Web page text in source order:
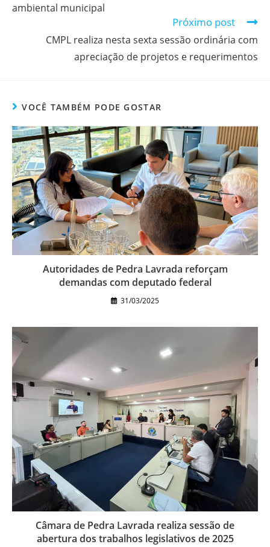
ambiental municipal
Próximo post
CMPL realiza nesta sexta sessão ordinária com
apreciação de projetos e requerimentos
VOCÊ TAMBÉM PODE GOSTAR
Autoridades de Pedra Lavrada reforçam
demandas com deputado federal
31/03/2025
Câmara de Pedra Lavrada realiza sessão de
abertura dos trabalhos legislativos de 2025